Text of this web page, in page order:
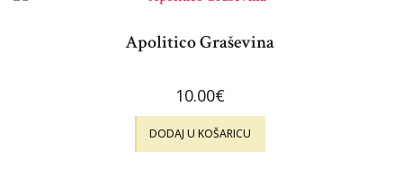
Apolitico Graševina
10.00€
DODAJ U KOŠARICU